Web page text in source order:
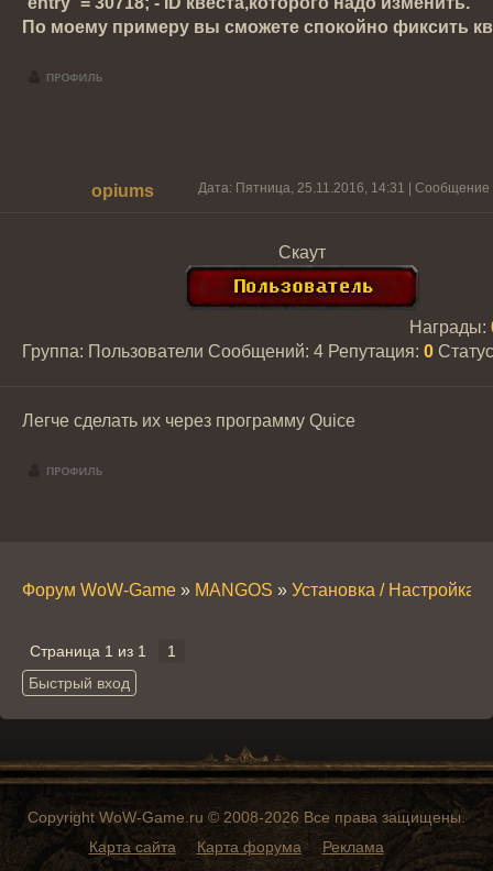
По моему примеру вы сможете спокойно фиксить
opiums Дата: Пятница, 25.11.2016, 14:31 |
Скаут
Группа: Пользователи Сообщений: 4
Награды:
Репутация: 0
Легче сделать их через программу Quice
Форум WoW-Game » MANGOS » Установка / Настройка
Страница 1 из 1 1
Copyright WoW-Game.ru © 2008-2026 Все права защищены.
Карта сайта
Карта форума Реклама